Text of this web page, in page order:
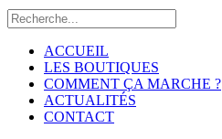
ACCUEIL
LES BOUTIQUES
COMMENT ÇA MARCHE ?
ACTUALITÉS
CONTACT